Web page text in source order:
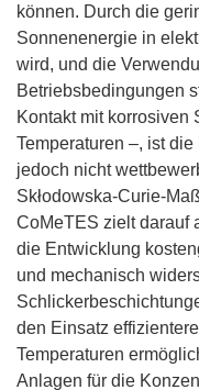
können. Durch die
Sonnenenergie in
wird, und die
Betriebsbedingungen
Kontakt mit korrosiven
Temperaturen –, ist
jedoch nicht
Skłodowska-Curie-
CoMeTES zielt darauf
die Entwicklung
und mechanisch
den Einsatz
Temperaturen
Anlagen für die